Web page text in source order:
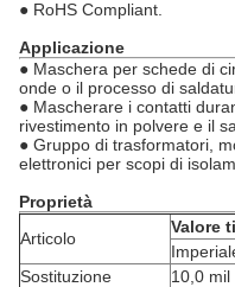
● RoHS Compliant.
Applicazione
● Maschera per schede di
onde o il processo di
● Mascherare i contatti
rivestimento in polvere e il
● Gruppo di trasformatori,
elettronici per scopi di
Proprietà
Articolo
Valore
Sostituzione
10,0 mil